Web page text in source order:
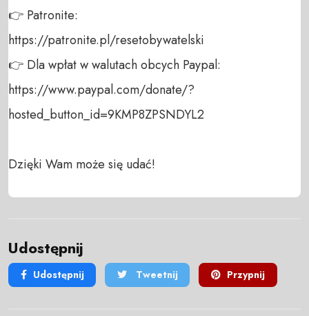
👉 Patronite:
https://patronite.pl/resetobywatelski
👉 Dla wpłat w walutach obcych Paypal:
https://www.paypal.com/donate/?
hosted_button_id=9KMP8ZPSNDYL2
Dzięki Wam może się udać!
Udostępnij
Udostępnij Tweetnij Przypnij